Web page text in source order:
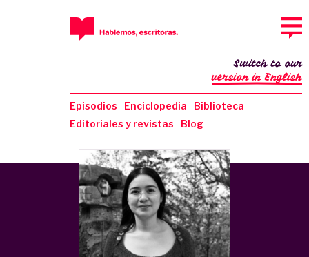
Episodios Enciclopedia
Biblioteca
Editoriales y revistas
Blog
Switch to our
version in English